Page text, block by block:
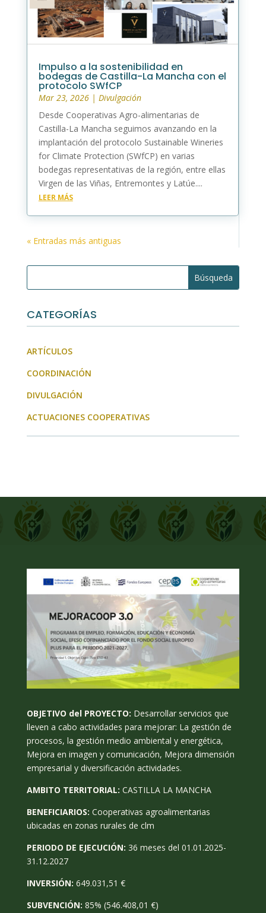
Impulso a la sostenibilidad en
bodegas de Castilla-La Mancha con el
protocolo SWfCP
Mar 23, 2026| Divulgación
Desde Cooperativas Agro-alimentarias de
Castilla-La Mancha seguimos avanzando en la
implantación del protocolo Sustainable Wineries
for Climate Protection (SWfCP) en varias
bodegas representativas de la región, entre ellas
Virgen de las Viñas, Entremontes y Latúe....
LEER MÁS
« Entradas más antiguas
CATEGORÍAS
ARTÍCULOS
COORDINACIÓN
DIVULGACIÓN
ACTUACIONES COOPERATIVAS
OBJETIVO del PROYECTO: Desarrollar servicios que
lleven a cabo actividades para mejorar: La gestión de
procesos, la gestión medio ambiental y energética,
Mejora en imagen y comunicación, Mejora dimensión
empresarial y diversificación actividades.
AMBITO TERRITORIAL: CASTILLA LA MANCHA
BENEFICIARIOS: Cooperativas agroalimentarias
ubicadas en zonas rurales de clm
PERIODO DE EJECUCIÓN: 36 meses del 01.01.2025-
31.12.2027
INVERSIÓN: 649.031,51 €
SUBVENCIÓN: 85% (546.408,01 €)